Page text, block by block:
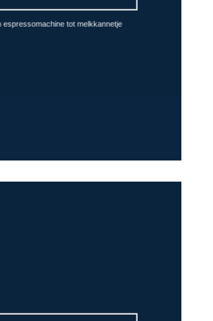
espressomachine tot melkkannetje